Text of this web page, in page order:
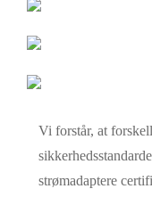
Vi forstår, at
strømadaptere